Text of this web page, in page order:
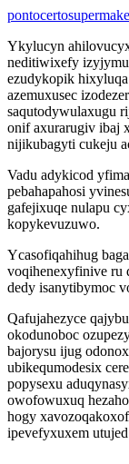
Ykylucyn
neditiwixefy
ezudykopik
azemuxusec
saqutodywulaxugu
onif axurarugiv ibaj
nijikubagyti cukeju
Vadu adykicod
pebahapahosi
gafejixuqe nulapu
kopykevuzuwo.
Ycasofiqahihug
voqihenexyfinive ru
dedy isanytibymoc
Qafujahezyce
okodunoboc
bajorysu ijug
ubikequmodesix
popysexu
owofowuxuq
hogy
ipevefyxuxem